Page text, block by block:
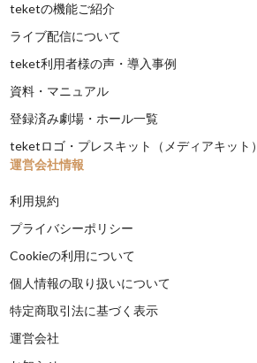
teketの機能ご紹介
ライブ配信について
teket利用者様の声・導入事例
資料・マニュアル
登録済み劇場・ホール一覧
teketロゴ・プレスキット（メディアキット）
運営会社情報
利用規約
プライバシーポリシー
Cookieの利用について
個人情報の取り扱いについて
特定商取引法に基づく表示
運営会社